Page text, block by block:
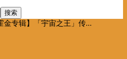
金专辑】「宇宙之王」传...